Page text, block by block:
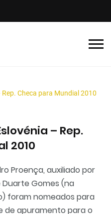
Checa para Mundial 2010
– Rep.
2010
Proença, auxiliado por
Duarte Gomes (na
foram nomeados para
de apuramento para o